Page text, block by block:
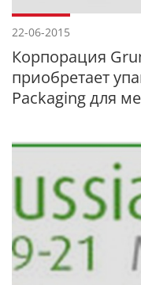
22-06-2015
Корпорация
приобретает
Packaging для